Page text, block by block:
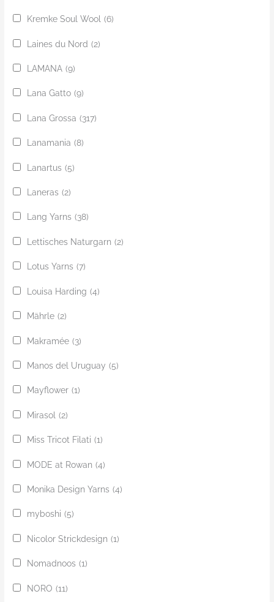
Kremke Soul Wool (6)
Laines du Nord (2)
LAMANA (9)
Lana Gatto (9)
Lana Grossa (317)
Lanamania (8)
Lanartus (5)
Laneras (2)
Lang Yarns (38)
Lettisches Naturgarn (2)
Lotus Yarns (7)
Louisa Harding (4)
Mährle (2)
Makramée (3)
Manos del Uruguay (5)
Mayflower (1)
Mirasol (2)
Miss Tricot Filati (1)
MODE at Rowan (4)
Monika Design Yarns (4)
myboshi (5)
Nicolor Strickdesign (1)
Nomadnoos (1)
NORO (11)